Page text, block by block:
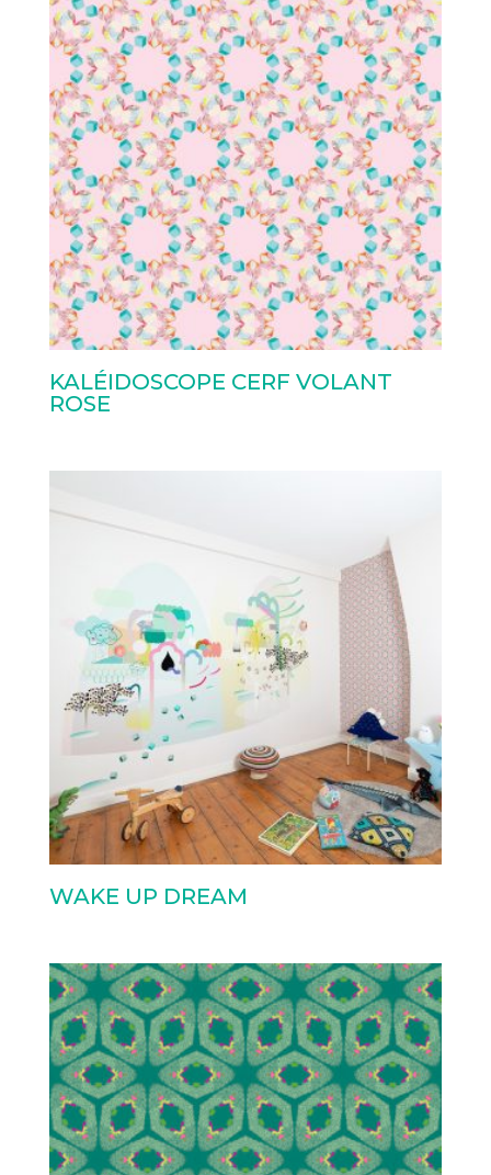
KALÉIDOSCOPE CERF VOLANT
ROSE
WAKE UP DREAM